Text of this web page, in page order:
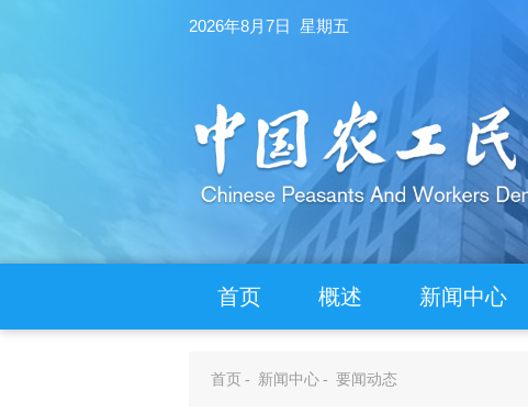
2026年8月7日 星期五
首页 概述 新闻中心
首页- 新闻中心- 要闻动态